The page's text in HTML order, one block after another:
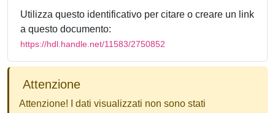
Utilizza questo identificativo per citare o creare un link
a questo documento:
https://hdl.handle.net/11583/2750852
Attenzione
Attenzione! I dati visualizzati non sono stati